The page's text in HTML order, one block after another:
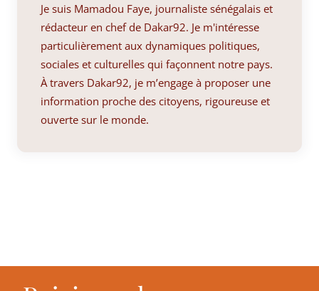
Je suis Mamadou Faye, journaliste sénégalais et
rédacteur en chef de Dakar92. Je m'intéresse
particulièrement aux dynamiques politiques,
sociales et culturelles qui façonnent notre pays.
À travers Dakar92, je m’engage à proposer une
information proche des citoyens, rigoureuse et
ouverte sur le monde.